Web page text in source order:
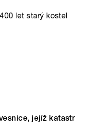
let starý kostel
jejíž katastr